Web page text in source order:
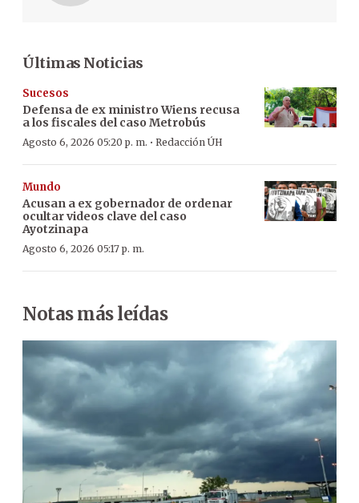
Últimas Noticias
Sucesos
Defensa de ex ministro Wiens recusa
a los fiscales del caso Metrobús
Agosto 6, 2026 05:20 p. m. · Redacción ÚH
Mundo
Acusan a ex gobernador de ordenar
ocultar videos clave del caso
Ayotzinapa
Agosto 6, 2026 05:17 p. m.
Notas más leídas